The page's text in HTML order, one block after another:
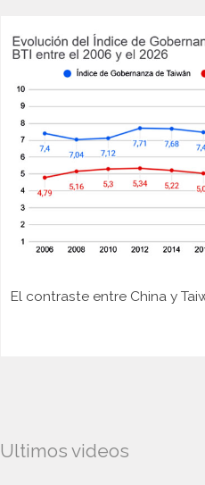
El contraste entre China y
Ultimos videos